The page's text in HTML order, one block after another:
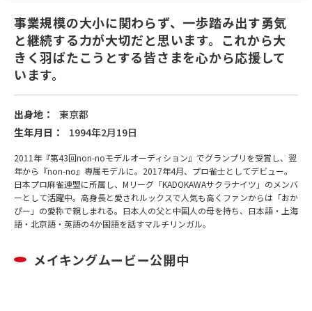
事業規模の大小に関わらず、一歩踏み出す勇気
と継続する力が大切だと思います。これから大
きく羽ばたこうとする皆さまを心から応援して
います。
出身地：
東京都
生年月日：
1994年2月19日
2011年『第43回non-noモデルオーディション』でグランプリを受賞し、翌
年から『non-no』専属モデルに。2017年4月、プロ雀士としてデビュー。
日本プロ麻雀連盟に所属し、Mリーグ「KADOKAWAサクラナイツ」のメンバ
ーとして活躍中。高身長と愛されルックスで人気も高くファンからは「おか
ぴー」の愛称で親しまれる。日本人の父と中国人の母を持ち、日本語・上海
語・北京語・英語の4か国語を話すマルチリンガル。
メイキングムービー公開中